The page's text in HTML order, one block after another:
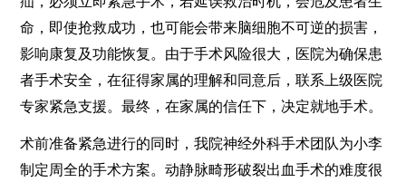
命，即使抢救成功，也可能会带来脑细胞不可逆的损害，
影响康复及功能恢复。由于手术风险很大，医院为确保患
者手术安全，在征得家属的理解和同意后，联系上级医院
专家紧急支援。最终，在家属的信任下，决定就地手术。
术前准备紧急进行的同时，我院神经外科手术团队为小李
制定周全的手术方案。动静脉畸形破裂出血手术的难度很